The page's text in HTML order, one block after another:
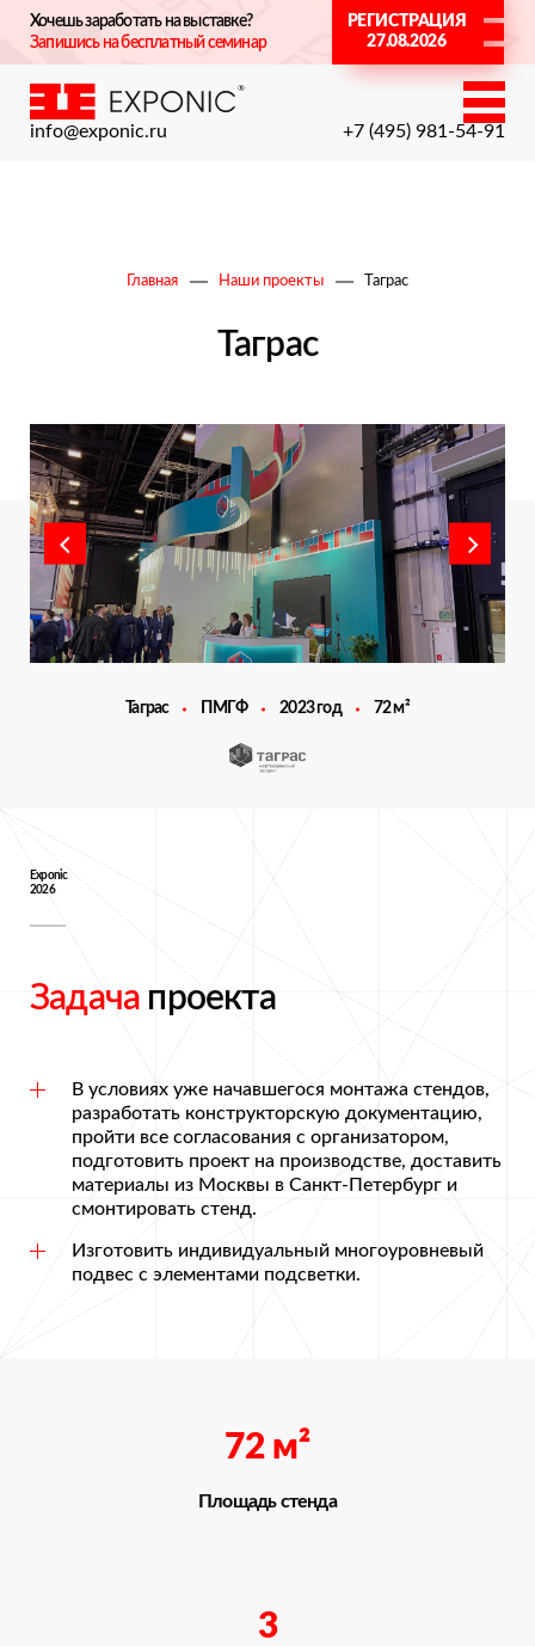
Хочешь заработать на выставке?
Запишись на бесплатный семинар
РЕГИСТРАЦИЯ
27.08.2026
info@exponic.ru +7 (495) 981-54-91
Главная Наши проекты Таграс
Таграс
Таграс ПМГФ 2023 год 72 м²
Exponic
2026
Задача проекта
В условиях уже начавшегося монтажа стендов,
разработать конструкторскую документацию,
пройти все согласования с организатором,
подготовить проект на производстве, доставить
материалы из Москвы в Санкт-Петербург и
смонтировать стенд.
Изготовить индивидуальный многоуровневый
подвес с элементами подсветки.
72м²
Площадь стенда
3